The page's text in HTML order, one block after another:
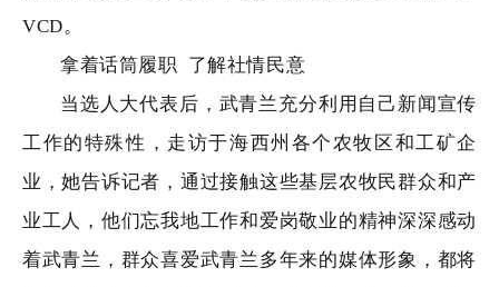
VCD。
拿着话筒履职 了解社情民意
当选人大代表后，武青兰充分利用自己新闻宣传
工作的特殊性，走访于海西州各个农牧区和工矿企
业，她告诉记者，通过接触这些基层农牧民群众和产
业工人，他们忘我地工作和爱岗敬业的精神深深感动
着武青兰，群众喜爱武青兰多年来的媒体形象，都将